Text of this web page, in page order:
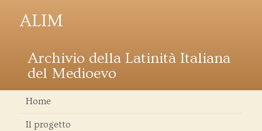
ALIM
Archivio della Latinità Italiana
del Medioevo
Home
Il progetto